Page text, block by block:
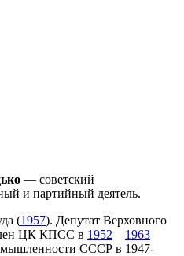
— советский
и партийный деятель.
(1957). Депутат Верховного
ЦК КПСС в 1952—1963
СССР в 1947-